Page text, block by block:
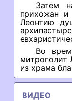
Затем
прихожан и
Леонтию
Во
митрополит
из храма
ВИДЕО